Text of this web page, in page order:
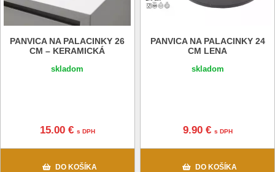
PANVICA NA PALACINKY 26
CM – KERAMICKÁ
skladom
15.00 € s DPH
DO KOŠÍKA
PANVICA NA PALACINKY 24
CM LENA
skladom
9.90 € s DPH
DO KOŠÍKA